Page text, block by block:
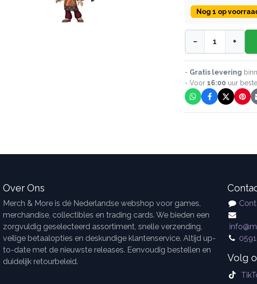
Nog 1 op
− +
- Gratis levering
- Voor 16:00 uur
Over Ons
Merch & More is dé Nederlandse webshop voor games,
merchandise, collectibles en trading cards. We bieden een
zorgvuldig geselecteerd assortiment, snelle verzending,
veilige betaalopties en deskundige klantenservice. Altijd up-
to-date met de nieuwste releases. Eenvoudig bestellen en
duidelijk retourbeleid.
Volg